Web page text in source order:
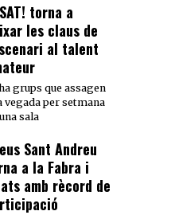
torna a
les claus de
al talent
grups que assagen
vegada per setmana
sala
Sant Andreu
a la Fabra i
amb rècord de